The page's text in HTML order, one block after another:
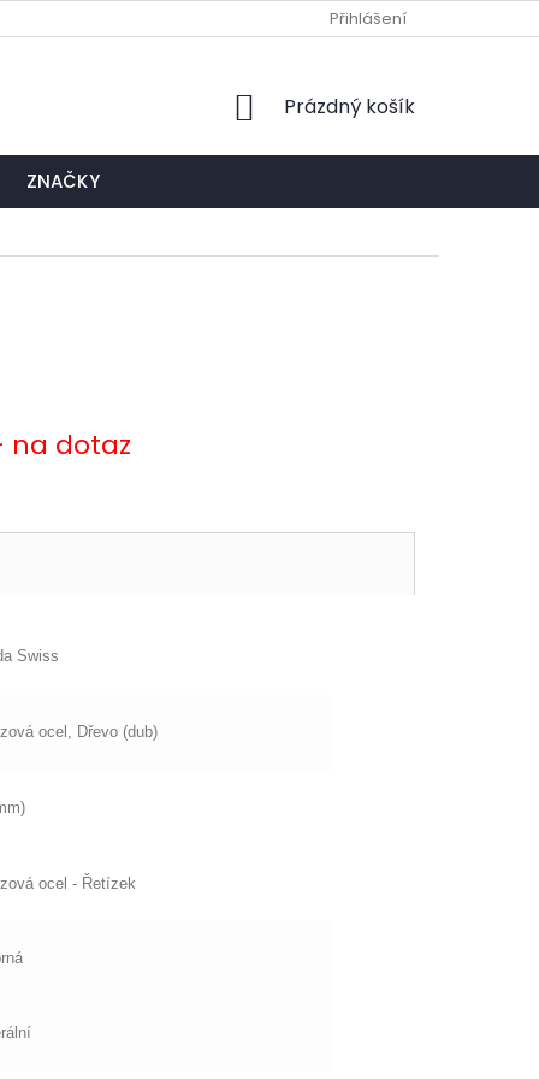
EXPEDIČNÍ A KONTAKTNÍ MÍSTO
Přihlášení
NÁKUPNÍ
Prázdný košík
ZNAČKY
na dotaz
Swiss
ocel, Dřevo (dub)
ocel - Řetízek